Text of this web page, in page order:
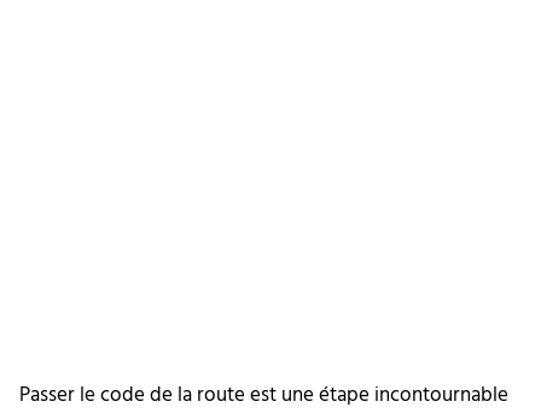
Passer le code de la route est une étape incontournable